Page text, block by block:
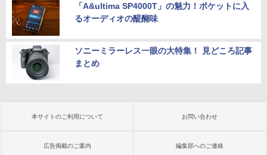
「A&ultima SP4000T」の魅力！ポケットに入
るオーディオの醍醐味
ソニーミラーレス一眼の大特集！ 見どころ記事
まとめ
本サイトのご利用について お問い合わせ
広告掲載のご案内 編集部へのご連絡